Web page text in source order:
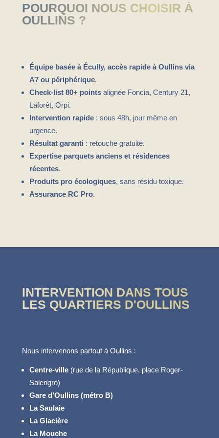
POURQUOI NOUS CHOISIR À
OULLINS ?
Équipe basée à Écully, accès rapide à Oullins via
A7 ou périphérique.
Check-list 80+ pointsalignée Foncia, Century 21,
Laforêt, Orpi.
Intervention rapide: sous 48h, jour même en
urgence.
Résultat garanti : retouche gratuite.
Expertise parquets anciens et résidences
récentes.
Produits pro écologiques, sans résidu toxique.
Assurance RC Pro.
INTERVENTION DANS TOUS
LES QUARTIERS D'OULLINS
Nous intervenons partout à Oullins :
Centre-ville(rue de la République, place Roger-
Salengro)
Gare d’Oullins (métro B)
La Saulaie
La Glacière
La Mouche